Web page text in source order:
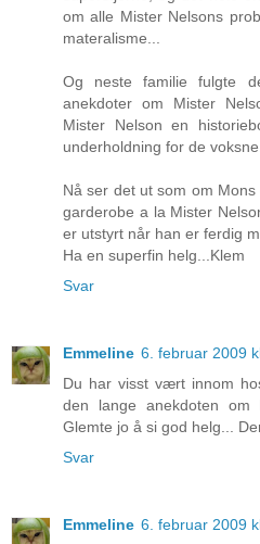
om alle Mister Nelsons
materalisme...
Og neste familie fulgte
anekdoter om Mister
Mister Nelson en
underholdning for de voksne..
Nå ser det ut som om
garderobe a la Mister
er utstyrt når han er ferdig
Ha en superfin helg...Klem
Svar
Emmeline 6. februar 2009
Du har visst vært innom
den lange anekdoten om
Glemte jo å si god helg...
Svar
Emmeline 6. februar 2009